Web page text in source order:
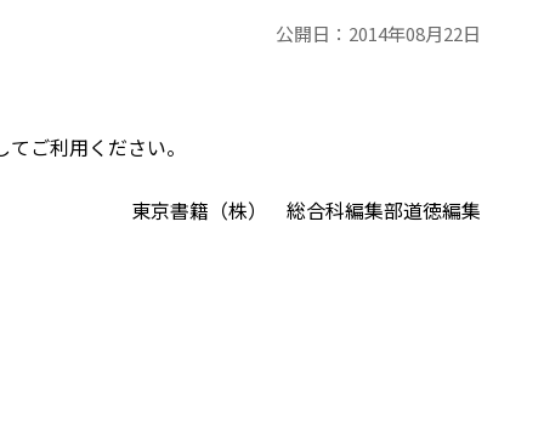
公開日： 2014年08月22日
ご利用ください。
東京書籍（株） 総合科編集部道徳編集